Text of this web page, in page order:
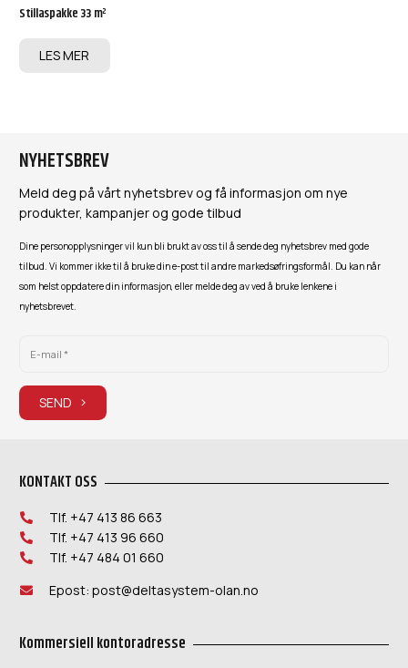
Stillaspakke 33 m²
LES MER
NYHETSBREV
Meld deg på vårt nyhetsbrev og få informasjon om nye
produkter, kampanjer og gode tilbud
Dine personopplysninger vil kun bli brukt av oss til å sende deg nyhetsbrev med gode
tilbud. Vi kommer ikke til å bruke din e-post til andre markedsøfringsformål. Du kan når
som helst oppdatere din informasjon, eller melde deg av ved å bruke lenkene i
nyhetsbrevet.
SEND
KONTAKT OSS
Tlf. +47 413 86 663
Tlf. +47 413 96 660
Tlf. +47 484 01 660
Epost: post@deltasystem-olan.no
Kommersiell kontoradresse